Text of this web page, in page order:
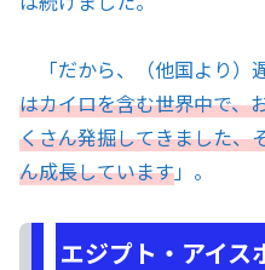
「だから、（他国より）
はカイロを含む世界中で、
くさん発掘してきました、
ん成長しています」。
エジプト・アイス